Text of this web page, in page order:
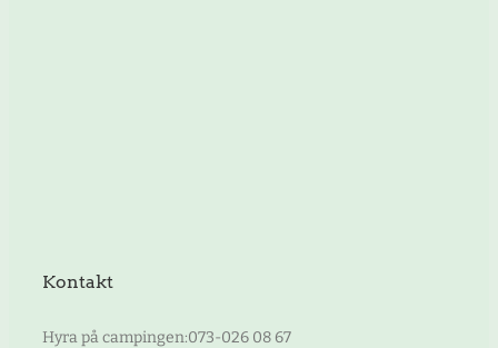
Kontakt
Hyra på campingen:073-026 08 67